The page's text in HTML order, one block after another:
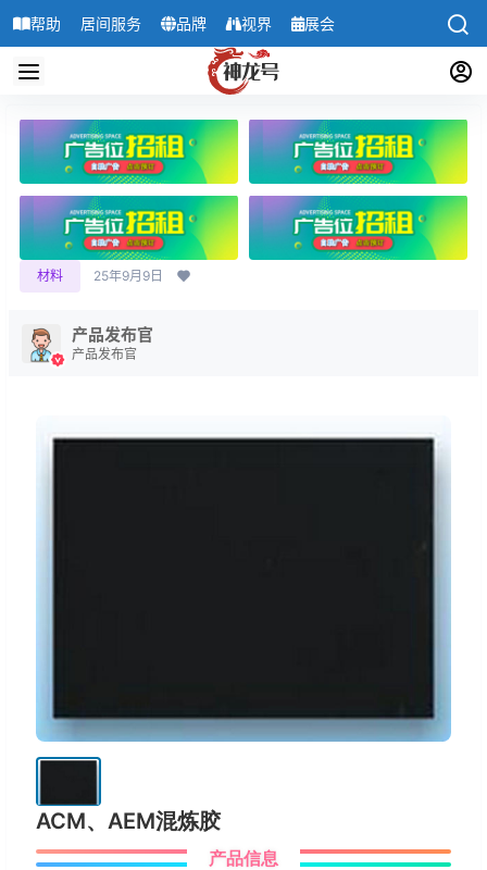
帮助 居间服务 品牌 视界 展会
材料 25年9月9日
产品发布官
产品发布官
ACM、AEM混炼胶
产品信息